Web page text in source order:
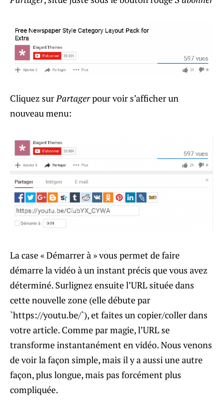
Cliquez surPartagerpour voir s’afficher un
nouveau menu:
La case « Démarrer à » vous permet de faire
démarre la vidéo à un instant précis que vous avez
déterminé. Surlignez ensuite l’URL située dans
cette nouvelle zone (elle débute par
`https://youtu.be/`), et faites un copier/coller dans
votre article. Comme par magie, l’URL se
transforme instantanément en vidéo. Nous venons
de voir la façon simple, mais il y a aussi une autre
façon, plus longue, mais pas forcément plus
compliquée.